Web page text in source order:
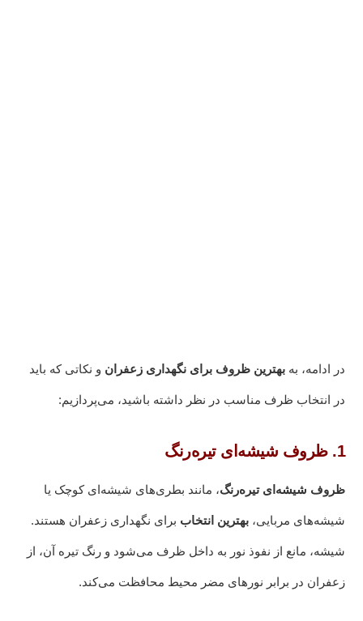
در ادامه، به بهترین ظروف برای نگهداری زعفران و نکاتی که باید
در انتخاب ظرف مناسب در نظر داشته باشید، می‌پردازیم:
1. ظروف شیشه‌ای تیره‌رنگ
ظروف شیشه‌ای تیره‌رنگ، مانند بطری‌های شیشه‌ای کوچک یا
شیشه‌های مربایی، بهترین انتخاب برای نگهداری زعفران هستند.
شیشه، مانع از نفوذ نور به داخل ظرف می‌شود و رنگ تیره آن، از
زعفران در برابر نورهای مضر محیط محافظت می‌کند.